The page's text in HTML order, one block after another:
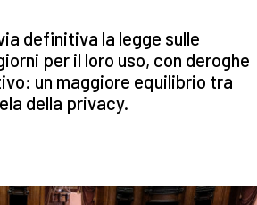
definitiva la legge sulle
per il loro uso, con deroghe
un maggiore equilibrio tra
della privacy.